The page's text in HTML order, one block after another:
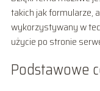
takich jak formularze,
wykorzystywany w
użycie po stronie
Podstawowe